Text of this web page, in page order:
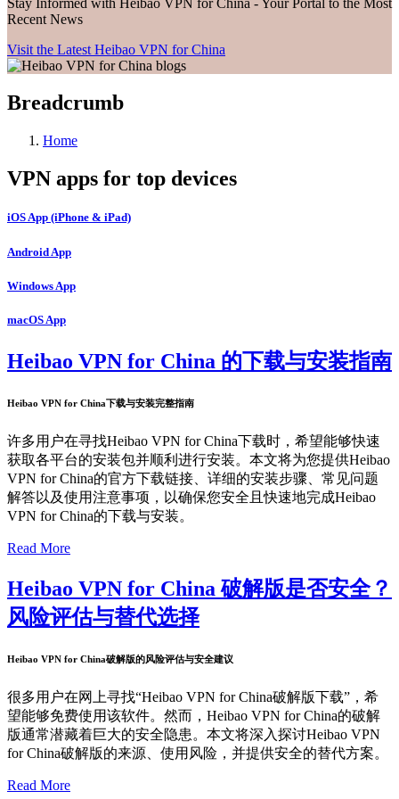
Recent News
Visit the Latest Heibao VPN for China
Breadcrumb
Home
VPN apps for top devices
iOS App (iPhone & iPad)
Android App
Windows App
macOS App
Heibao VPN for China 的下载与安装指南
Heibao VPN for China下载与安装完整指南
许多用户在寻找Heibao VPN for China下载时，希望能够快速
获取各平台的安装包并顺利进行安装。本文将为您提供Heibao
VPN for China的官方下载链接、详细的安装步骤、常见问题
解答以及使用注意事项，以确保您安全且快速地完成Heibao
VPN for China的下载与安装。
Read More
Heibao VPN for China 破解版是否安全？
风险评估与替代选择
Heibao VPN for China破解版的风险评估与安全建议
很多用户在网上寻找“Heibao VPN for China破解版下载”，希
望能够免费使用该软件。然而，Heibao VPN for China的破解
版通常潜藏着巨大的安全隐患。本文将深入探讨Heibao VPN
for China破解版的来源、使用风险，并提供安全的替代方案。
Read More